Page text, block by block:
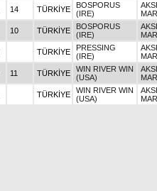
14 TÜRKİYE
BOSPORUS
(IRE)
10 TÜRKİYE
BOSPORUS
(IRE)
TÜRKİYE
PRESSING
(IRE)
11 TÜRKİYE
WIN RIVER WIN
(USA)
TÜRKİYE
WIN RIVER WIN
(USA)